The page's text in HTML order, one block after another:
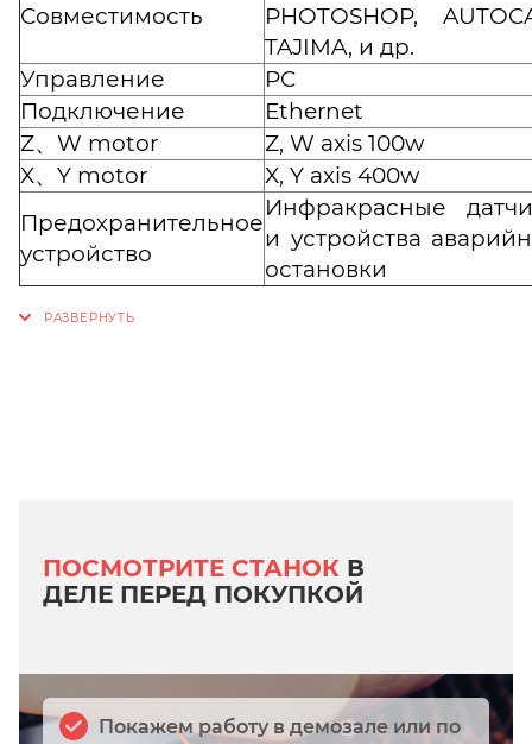
Совместимость
PHOTOSHOP,
TAJIMA, и др.
Управление
PC
Подключение
Еthernet
Z、W motor
Z, W axis 100w
X、Y motor
X, Y axis 400w
Предохранительное
устройство
Инфракрасные
и устройства
остановки
Покажем работу в демозале или по
ПОСМОТРИТЕ СТАНОК В
ДЕЛЕ ПЕРЕД ПОКУПКОЙ